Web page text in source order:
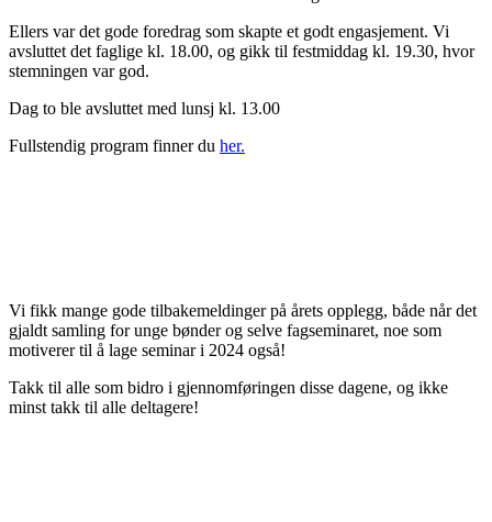
Ellers var det gode foredrag som skapte et godt engasjement. Vi
avsluttet det faglige kl. 18.00, og gikk til festmiddag kl. 19.30, hvor
stemningen var god.
Dag to ble avsluttet med lunsj kl. 13.00
Fullstendig program finner du her.
Vi fikk mange gode tilbakemeldinger på årets opplegg, både når det
gjaldt samling for unge bønder og selve fagseminaret, noe som
motiverer til å lage seminar i 2024 også!
Takk til alle som bidro i gjennomføringen disse dagene, og ikke
minst takk til alle deltagere!